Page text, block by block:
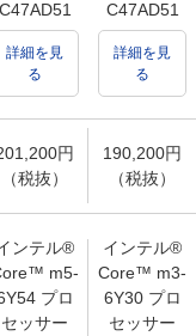
C47AD51
詳細を見
る
C47AD51
詳細を見
る
円
（税抜）
190,200円
（税抜）
ンテル®
m5-
プロ
セッサー
インテル®
Core™ m3-
6Y30 プロ
セッサー